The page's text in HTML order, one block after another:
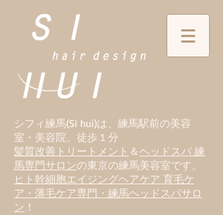
シフィ練馬(Si hui)は、 練馬駅前の美容
室・美容院、徒歩１分
髪質改善トリートメント ＆ヘッドスパ 練
馬専門サロンの東京の練馬美容室です。
ヒト幹細胞エイジングヘアケア 育毛ケ
ア・薄毛ケア専門・練馬ヘッドスパサロ
ン ！